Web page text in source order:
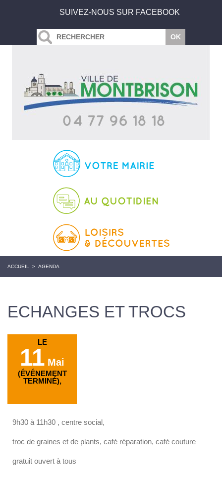
SUIVEZ-NOUS SUR FACEBOOK
ACCUEIL > AGENDA
ECHANGES ET TROCS
LE
11 Mai
(ÉVÉNEMENT
TERMINÉ),
9h30 à 11h30 , centre social,
troc de graines et de plants, café réparation, café couture
gratuit ouvert à tous